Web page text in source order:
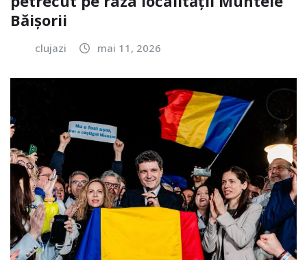
Băișorii
clujazi mai 11, 2026